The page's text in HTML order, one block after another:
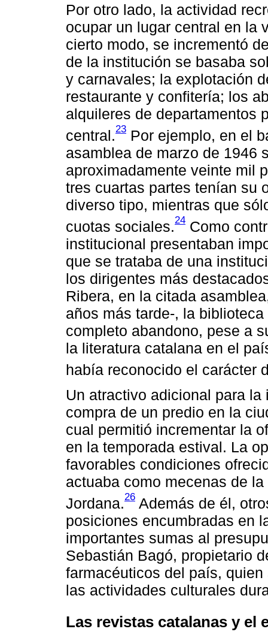
Por otro lado, la actividad
ocupar un lugar central en la
cierto modo, se incrementó
de la institución se basaba
y carnavales; la explotación
restaurante y confitería; los
alquileres de departamentos
central.23 Por ejemplo, en el
asamblea de marzo de 1946
aproximadamente veinte mil
tres cuartas partes tenían su
diverso tipo, mientras que
cuotas sociales.24 Como
institucional presentaban
que se trataba de una
los dirigentes más
Ribera, en la citada
años más tarde-, la
completo abandono, pese a
la literatura catalana en el
había reconocido el carácter
Un atractivo adicional para
compra de un predio en la
cual permitió incrementar la
en la temporada estival. La
favorables condiciones
actuaba como mecenas de
Jordana.26 Además de él,
posiciones encumbradas en
importantes sumas al
Sebastián Bagó, propietario
farmacéuticos del país,
las actividades culturales
Las revistas catalanas y el